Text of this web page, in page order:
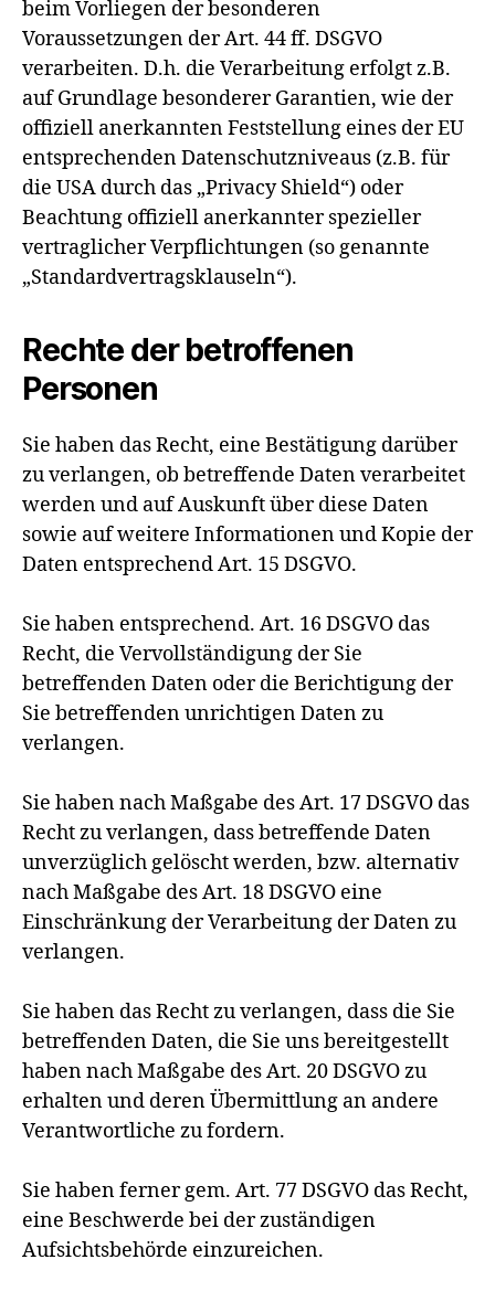
beim Vorliegen der besonderen
Voraussetzungen der Art. 44 ff. DSGVO
verarbeiten. D.h. die Verarbeitung erfolgt z.B.
auf Grundlage besonderer Garantien, wie der
offiziell anerkannten Feststellung eines der EU
entsprechenden Datenschutzniveaus (z.B. für
die USA durch das „Privacy Shield“) oder
Beachtung offiziell anerkannter spezieller
vertraglicher Verpflichtungen (so genannte
„Standardvertragsklauseln“).
Rechte der betroffenen
Personen
Sie haben das Recht, eine Bestätigung darüber
zu verlangen, ob betreffende Daten verarbeitet
werden und auf Auskunft über diese Daten
sowie auf weitere Informationen und Kopie der
Daten entsprechend Art. 15 DSGVO.
Sie haben entsprechend. Art. 16 DSGVO das
Recht, die Vervollständigung der Sie
betreffenden Daten oder die Berichtigung der
Sie betreffenden unrichtigen Daten zu
verlangen.
Sie haben nach Maßgabe des Art. 17 DSGVO das
Recht zu verlangen, dass betreffende Daten
unverzüglich gelöscht werden, bzw. alternativ
nach Maßgabe des Art. 18 DSGVO eine
Einschränkung der Verarbeitung der Daten zu
verlangen.
Sie haben das Recht zu verlangen, dass die Sie
betreffenden Daten, die Sie uns bereitgestellt
haben nach Maßgabe des Art. 20 DSGVO zu
erhalten und deren Übermittlung an andere
Verantwortliche zu fordern.
Sie haben ferner gem. Art. 77 DSGVO das Recht,
eine Beschwerde bei der zuständigen
Aufsichtsbehörde einzureichen.